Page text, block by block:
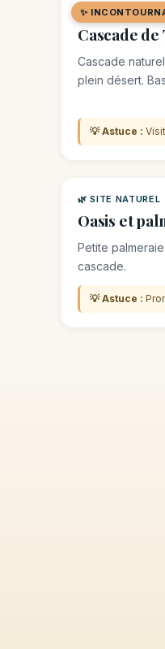
✨
🌿 SITE NATUREL
Cascade
Cascade
plein désert.
💡 Astuce :
🌿 SITE NATUREL
Oasis et
Petite
cascade.
💡 Astuce :